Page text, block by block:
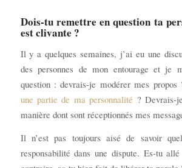
Dois-tu remettre en question ta
est clivante ?
Il y a quelques semaines, j’ai eu une
des personnes de mon entourage et je
question : devrais-je modérer mes
une partie de ma personnalité ? Devrais-
manière dont sont réceptionnés mes
Il n’est pas toujours aisé de savoir
responsabilité dans une dispute. Es-tu